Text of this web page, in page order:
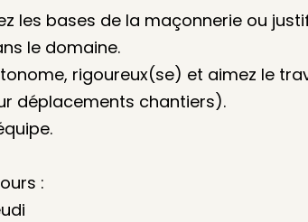
les bases de la maçonnerie ou
le domaine.
rigoureux(se) et aimez le
déplacements chantiers).
: